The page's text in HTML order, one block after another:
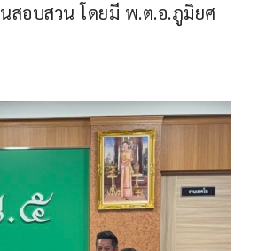
อบสวน โดยมี พ.ต.อ.ภูมิยศ